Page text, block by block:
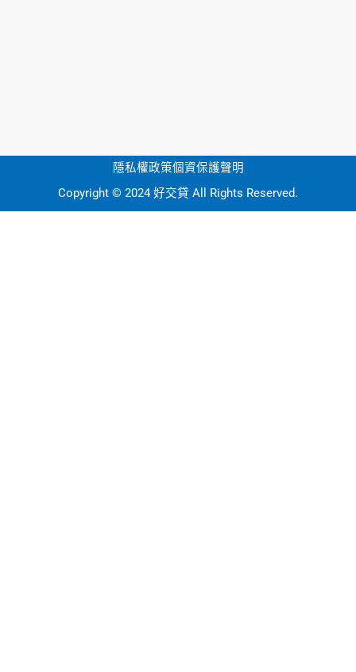
隱私權政策個資保護聲明
Copyright © 2024 好交貸 All Rights Reserved.